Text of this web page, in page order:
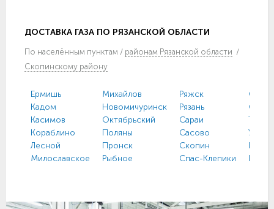
ДОСТАВКА ГАЗА ПО РЯЗАНСКОЙ ОБЛАСТИ
По населённым пунктам / районам Рязанской области /
Скопинскому району
Ермишь
Кадом
Касимов
Кораблино
Лесной
Милославское
Михайлов
Новомичуринск
Октябрьский
Поляны
Пронск
Рыбное
Ряжск
Рязань
Сараи
Сасово
Скопин
Спас-Клепики
Тума
Шацк